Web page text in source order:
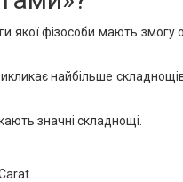
фізособи мають змогу
найбільше
значні складнощі.